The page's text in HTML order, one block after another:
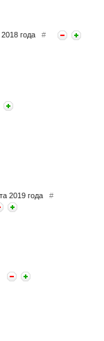
года #
2019 года #